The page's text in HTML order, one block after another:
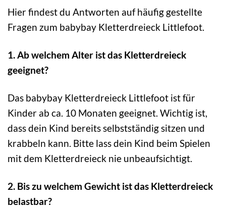
Hier findest du Antworten auf häufig gestellte
Fragen zum babybay Kletterdreieck Littlefoot.
1. Ab welchem Alter ist das Kletterdreieck
geeignet?
Das babybay Kletterdreieck Littlefoot ist für
Kinder ab ca. 10 Monaten geeignet. Wichtig ist,
dass dein Kind bereits selbstständig sitzen und
krabbeln kann. Bitte lass dein Kind beim Spielen
mit dem Kletterdreieck nie unbeaufsichtigt.
2. Bis zu welchem Gewicht ist das Kletterdreieck
belastbar?